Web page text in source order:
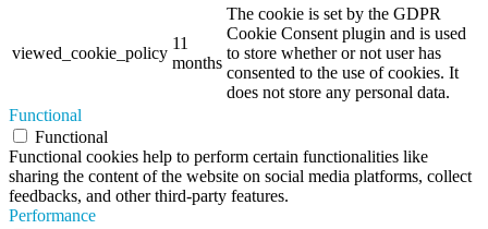
viewed_cookie_policy
11
months
The cookie is set by the GDPR
Cookie Consent plugin and is used
to store whether or not user has
consented to the use of cookies. It
does not store any personal data.
Functional
Functional
Functional cookies help to perform certain functionalities like
sharing the content of the website on social media platforms, collect
feedbacks, and other third-party features.
Performance